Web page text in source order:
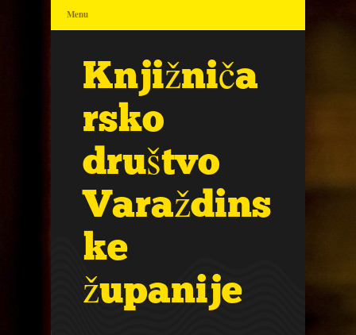
Menu
Knjižniča
rsko
društvo
Varaždins
ke
županije